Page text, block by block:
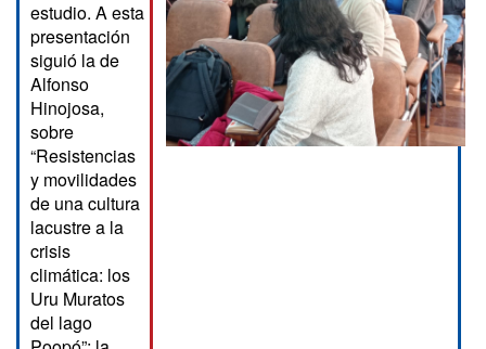
estudio. A esta
presentación
siguió la de
Alfonso
Hinojosa,
sobre
“Resistencias
y movilidades
de una cultura
lacustre a la
crisis
climática: los
Uru Muratos
del lago